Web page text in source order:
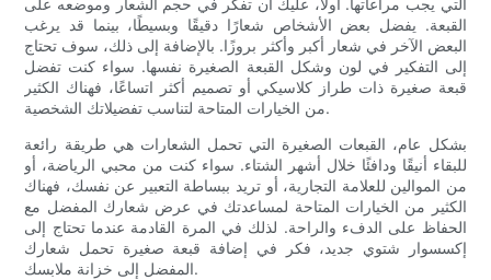
التي يجب مراعاتها. أولاً، عليك أن تفكر في حجم الشعار وموضعه على
القبعة. يفضل بعض الأشخاص شعارًا دقيقًا وبسيطًا، بينما قد يرغب
البعض الآخر في شعار أكبر وأكثر بروزًا. بالإضافة إلى ذلك، سوف تحتاج
إلى التفكير في لون وشكل القبعة الصغيرة نفسها. سواء كنت تفضل
قبعة صغيرة ذات طراز كلاسيكي أو تصميم أكثر اتساعًا، فهناك الكثير
من الخيارات المتاحة لتناسب تفضيلاتك الشخصية.
بشكل عام، القبعات الصغيرة التي تحمل الشعارات هي طريقة رائعة
للبقاء أنيقًا ودافئًا خلال أشهر الشتاء. سواء كنت من محبي الرياضة، أو
من الموالين للعلامة التجارية، أو تريد ببساطة التعبير عن نفسك، فهناك
الكثير من الخيارات المتاحة لمساعدتك في عرض شعارك المفضل مع
الحفاظ على الدفء والراحة. لذلك في المرة القادمة عندما تحتاج إلى
إكسسوار شتوي جديد، فكر في إضافة قبعة صغيرة تحمل شعارك
المفضل إلى خزانة ملابسك.